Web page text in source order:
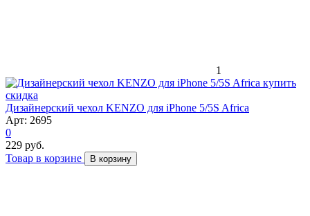
1
скидка
Дизайнерский чехол KENZO для iPhone 5/5S Africa
Арт: 2695
0
229 руб.
Товар в корзине
В корзину